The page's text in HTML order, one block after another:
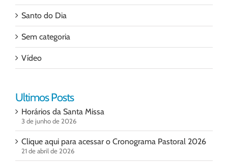
Santo do Dia
Sem categoria
Vídeo
Ultimos Posts
Horários da Santa Missa
3 de junho de 2026
Clique aqui para acessar o Cronograma Pastoral 2026
21 de abril de 2026